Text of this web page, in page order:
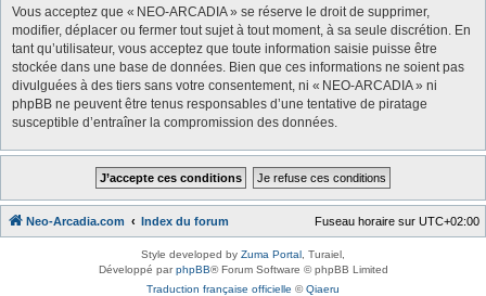
Vous acceptez que « NEO-ARCADIA » se réserve le droit de supprimer,
modifier, déplacer ou fermer tout sujet à tout moment, à sa seule discrétion. En
tant qu’utilisateur, vous acceptez que toute information saisie puisse être
stockée dans une base de données. Bien que ces informations ne soient pas
divulguées à des tiers sans votre consentement, ni « NEO-ARCADIA » ni
phpBB ne peuvent être tenus responsables d’une tentative de piratage
susceptible d’entraîner la compromission des données.
Neo-Arcadia.com Index du forum Fuseau horaire sur UTC+02:00
Style developed by Zuma Portal , Turaiel,
Développé parphpBB® Forum Software © phpBB Limited
Traduction française officielle ©Qiaeru